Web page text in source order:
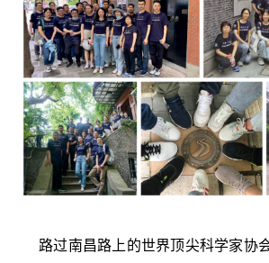
路过南昌路上的世界顶尖科学家协